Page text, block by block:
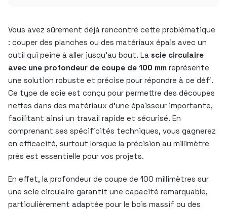
Vous avez sûrement déjà rencontré cette problématique
: couper des planches ou des matériaux épais avec un
outil qui peine à aller jusqu’au bout. La scie circulaire
avec une profondeur de coupe de 100 mm représente
une solution robuste et précise pour répondre à ce défi.
Ce type de scie est conçu pour permettre des découpes
nettes dans des matériaux d’une épaisseur importante,
facilitant ainsi un travail rapide et sécurisé. En
comprenant ses spécificités techniques, vous gagnerez
en efficacité, surtout lorsque la précision au millimètre
près est essentielle pour vos projets.
En effet, la profondeur de coupe de 100 millimètres sur
une scie circulaire garantit une capacité remarquable,
particulièrement adaptée pour le bois massif ou des